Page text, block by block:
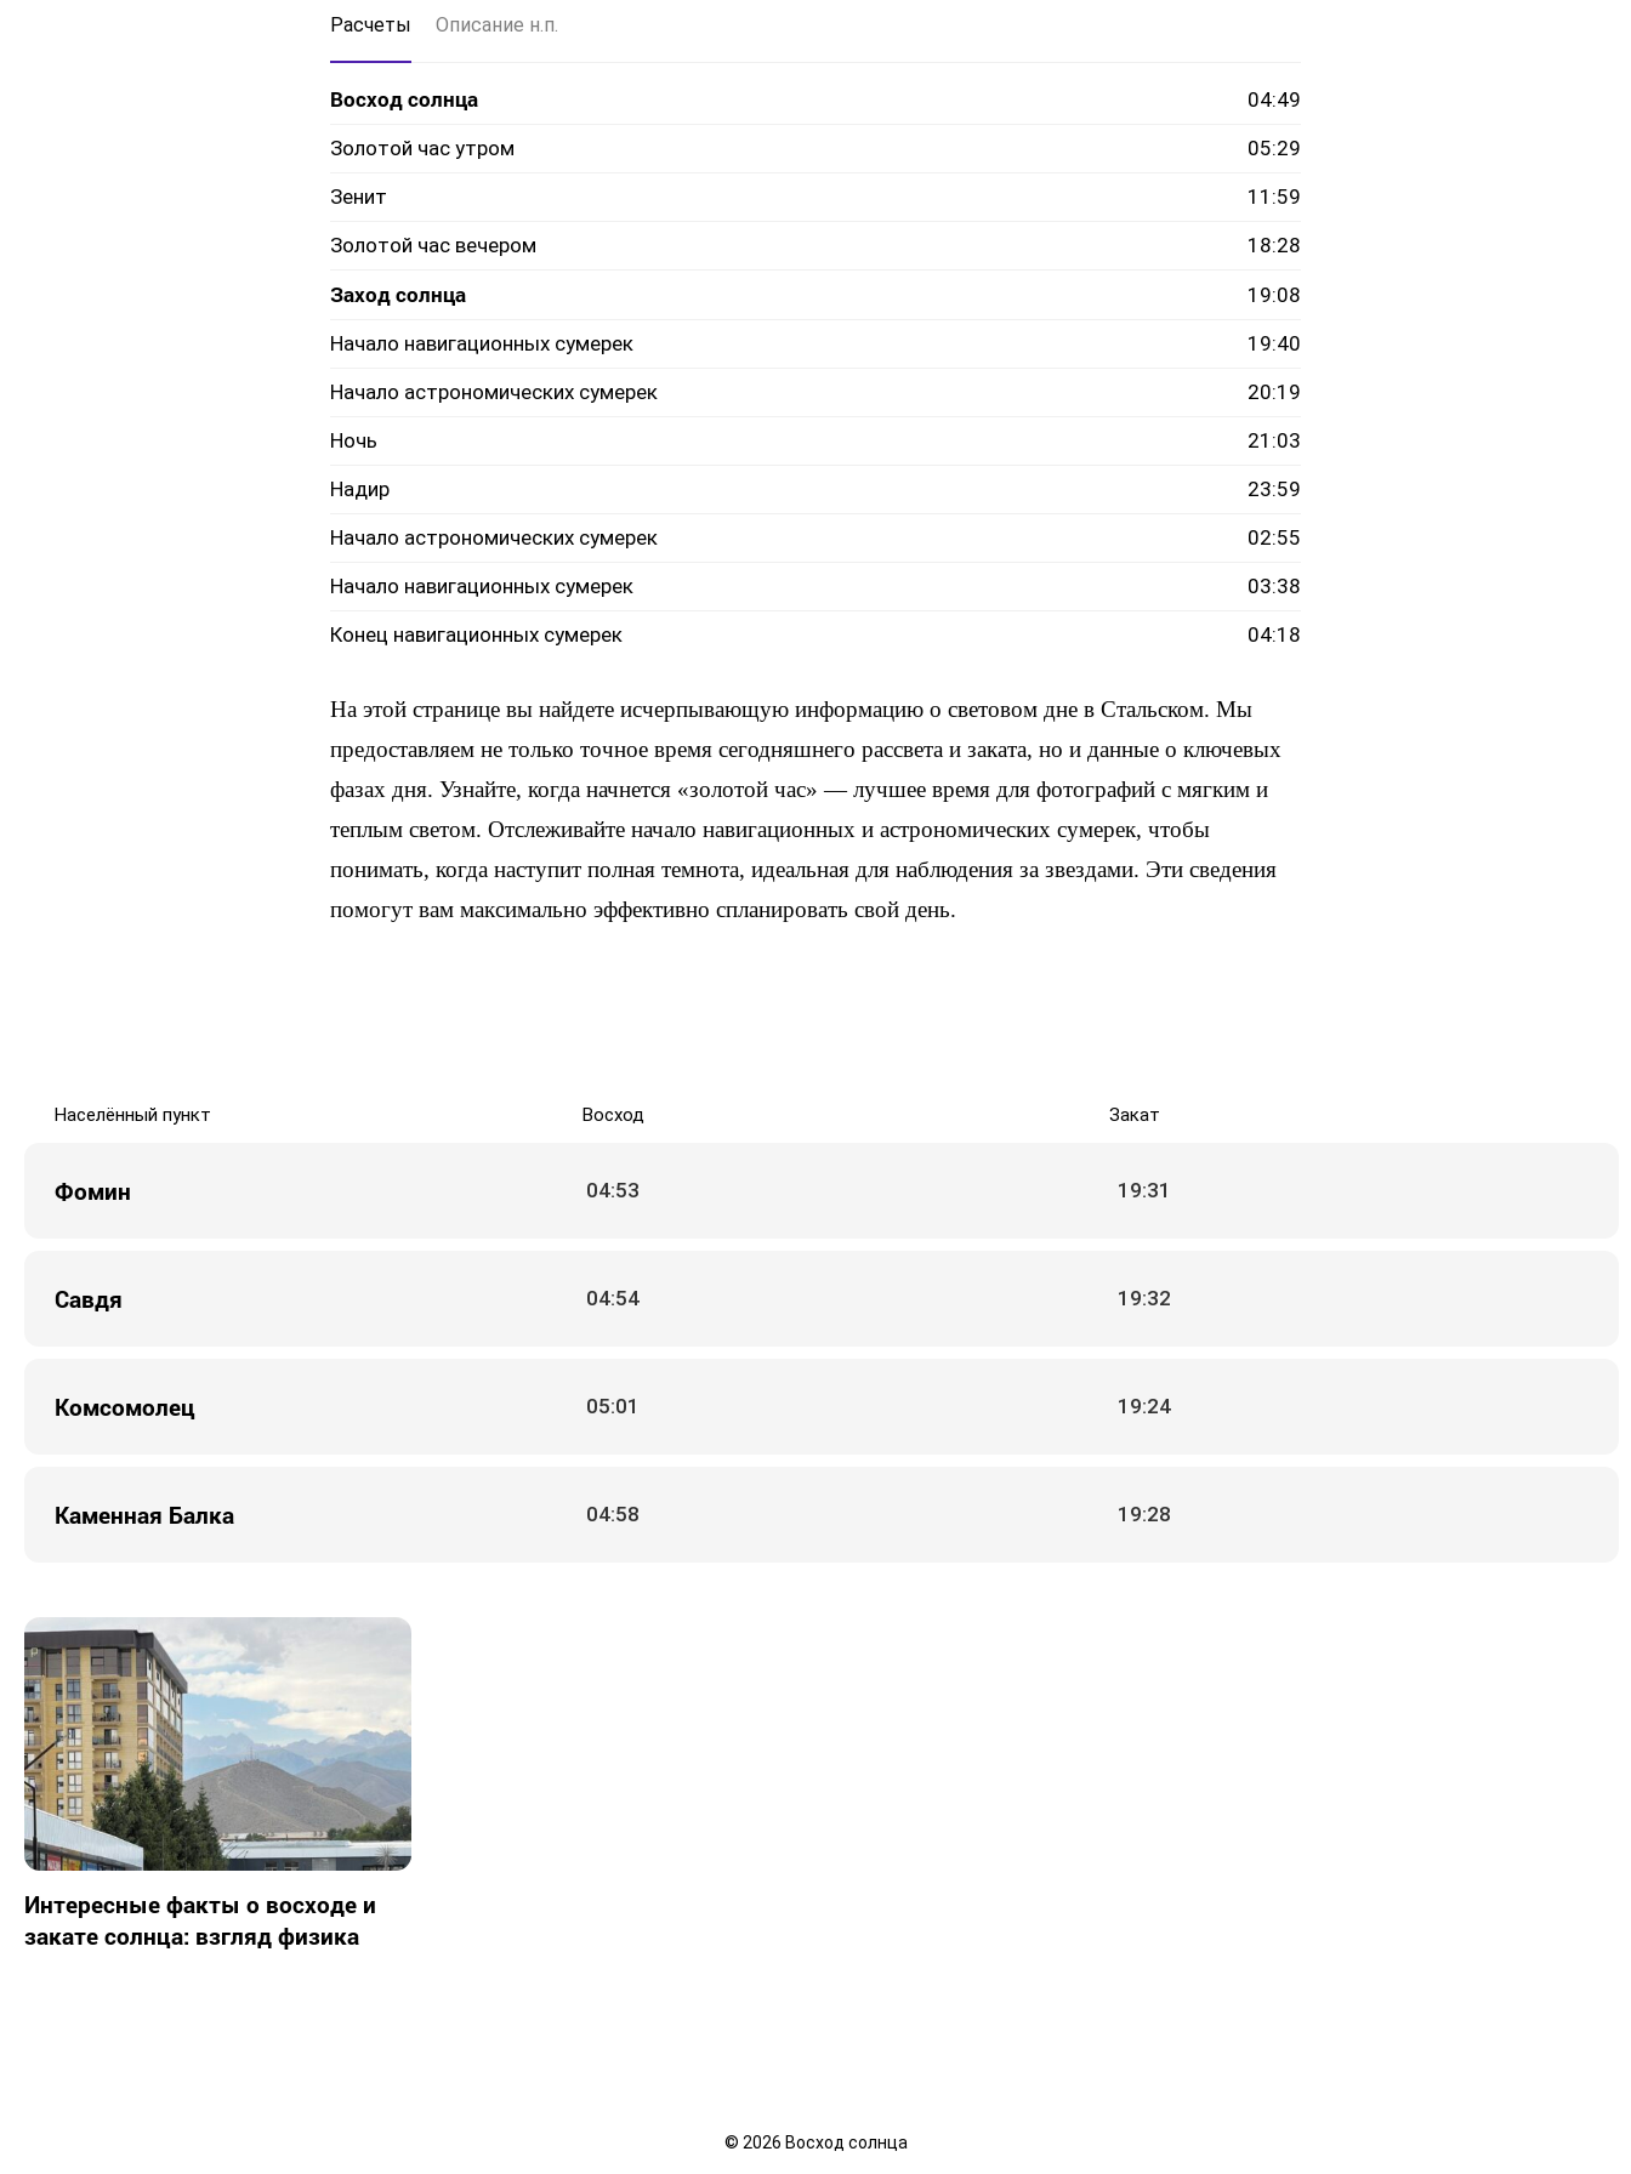
Расчеты Описание н.п.
Восход солнца 04:49
Золотой час утром
05:29
Зенит
11:59
Золотой час вечером
18:28
Заход солнца 19:08
Начало навигационных сумерек
19:40
Начало астрономических сумерек
20:19
Ночь
21:03
Надир
23:59
Начало астрономических сумерек
02:55
Начало навигационных сумерек
03:38
Конец навигационных сумерек
04:18
На этой странице вы найдете исчерпывающую информацию о световом дне в Стальском. Мы
предоставляем не только точное время сегодняшнего рассвета и заката, но и данные о ключевых
фазах дня. Узнайте, когда начнется «золотой час» — лучшее время для фотографий с мягким и
теплым светом. Отслеживайте начало навигационных и астрономических сумерек, чтобы
понимать, когда наступит полная темнота, идеальная для наблюдения за звездами. Эти сведения
помогут вам максимально эффективно спланировать свой день.
Населённый пункт Восход Закат
Фомин 04:53 19:31
Савдя 04:54 19:32
Комсомолец 05:01 19:24
Каменная Балка 04:58 19:28
Интересные факты о восходе и
закате солнца: взгляд физика
© 2026 Восход солнца